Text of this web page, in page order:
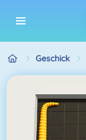
Geschick